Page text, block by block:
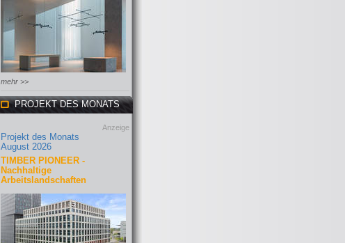
mehr >>
PROJEKT DES MONATS
Anzeige
Projekt des Monats
August 2026
TIMBER PIONEER -
Nachhaltige
Arbeitslandschaften